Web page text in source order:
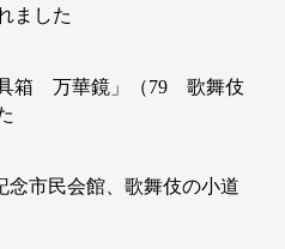
ました
箱 万華鏡」（79 歌舞伎
念市民会館、歌舞伎の小道